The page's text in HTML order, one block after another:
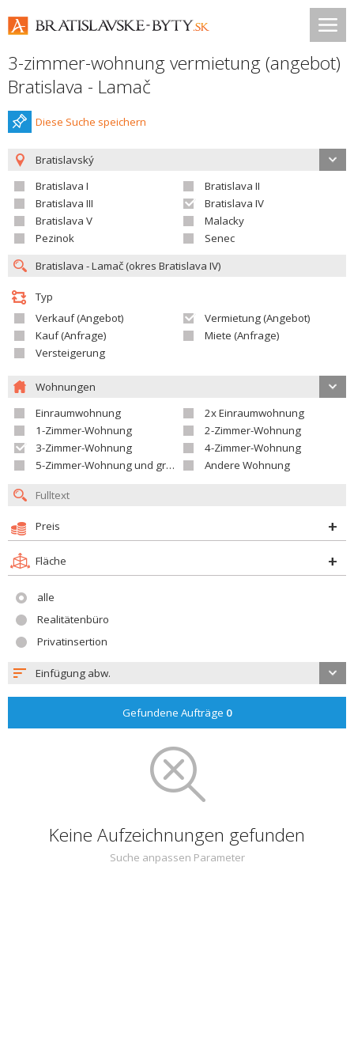
3-zimmer-wohnung vermietung (angebot)
Bratislava - Lamač
Diese Suche speichern
Bratislavský
Bratislava I
Bratislava II
Bratislava III
Bratislava IV
Bratislava V
Malacky
Pezinok
Senec
Typ
Verkauf (Angebot)
Vermietung (Angebot)
Kauf (Anfrage)
Miete (Anfrage)
Versteigerung
Wohnungen
Einraumwohnung
2x Einraumwohnung
1-Zimmer-Wohnung
2-Zimmer-Wohnung
3-Zimmer-Wohnung
4-Zimmer-Wohnung
5-Zimmer-Wohnung und größer
Andere Wohnung
Preis
Fläche
alle
Realitätenbüro
Privatinsertion
Einfügung abw.
Gefundene Aufträge 0
Keine Aufzeichnungen gefunden
Suche anpassen Parameter